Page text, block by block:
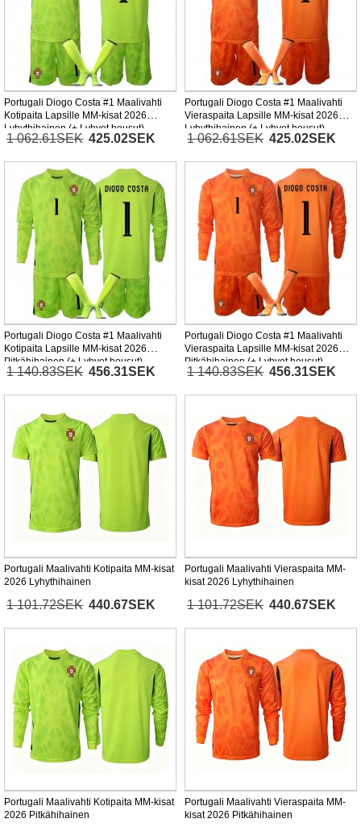
Portugali Diogo Costa #1 Maalivahti
Kotipaita Lapsille MM-kisat 2026
Lyhythihainen (+ Lyhyet housut)
1 062.61SEK 425.02SEK
Portugali Diogo Costa #1 Maalivahti
Vieraspaita Lapsille MM-kisat 2026
Lyhythihainen (+ Lyhyet housut)
1 062.61SEK 425.02SEK
Portugali Diogo Costa #1 Maalivahti
Kotipaita Lapsille MM-kisat 2026
Pitkähihainen (+ Lyhyet housut)
1 140.83SEK 456.31SEK
Portugali Diogo Costa #1 Maalivahti
Vieraspaita Lapsille MM-kisat 2026
Pitkähihainen (+ Lyhyet housut)
1 140.83SEK 456.31SEK
Portugali Maalivahti Kotipaita MM-kisat
2026 Lyhythihainen
1 101.72SEK 440.67SEK
Portugali Maalivahti Vieraspaita MM-
kisat 2026 Lyhythihainen
1 101.72SEK 440.67SEK
Portugali Maalivahti Kotipaita MM-kisat
2026 Pitkähihainen
Portugali Maalivahti Vieraspaita MM-
kisat 2026 Pitkähihainen